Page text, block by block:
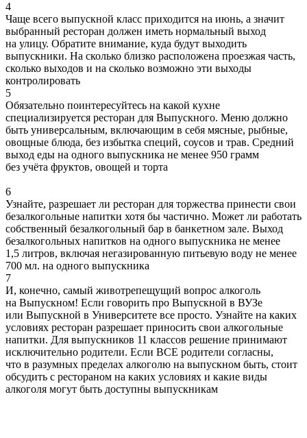
4
Чаще всего выпускной класс приходится на июнь, а значит
выбранный ресторан должен иметь нормальный выход
на улицу. Обратите внимание, куда будут выходить
выпускники. На сколько близко расположена проезжая часть,
сколько выходов и на сколько возможно эти выходы
контролировать
5
Обязательно поинтересуйтесь на какой кухне
специализируется ресторан для Выпускного. Меню должно
быть универсальным, включающим в себя мясные, рыбные,
овощные блюда, без избытка специй, соусов и трав. Средний
выход еды на одного выпускника не менее 950 грамм
без учёта фруктов, овощей и торта
6
Узнайте, разрешает ли ресторан для торжества принести свои
безалкогольные напитки хотя бы частично. Может ли работать
собственный безалкогольный бар в банкетном зале. Выход
безалкогольных напитков на одного выпускника не менее
1,5 литров, включая негазированную питьевую воду не менее
700 мл. на одного выпускника
7
И, конечно, самый животрепещущий вопрос алкоголь
на Выпускном! Если говорить про Выпускной в ВУЗе
или Выпускной в Университете все просто. Узнайте на каких
условиях ресторан разрешает приносить свои алкогольные
напитки. Для выпускников 11 классов решение принимают
исключительно родители. Если ВСЕ родители согласны,
что в разумных пределах алкоголю на выпускном быть, стоит
обсудить с рестораном на каких условиях и какие виды
алкоголя могут быть доступны выпускникам